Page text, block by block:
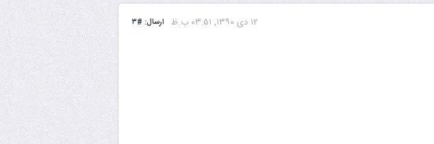
ارسال: #۳
۱۲ دى ۱۳۹۰, ۰۳:۵۱ ب.ظ